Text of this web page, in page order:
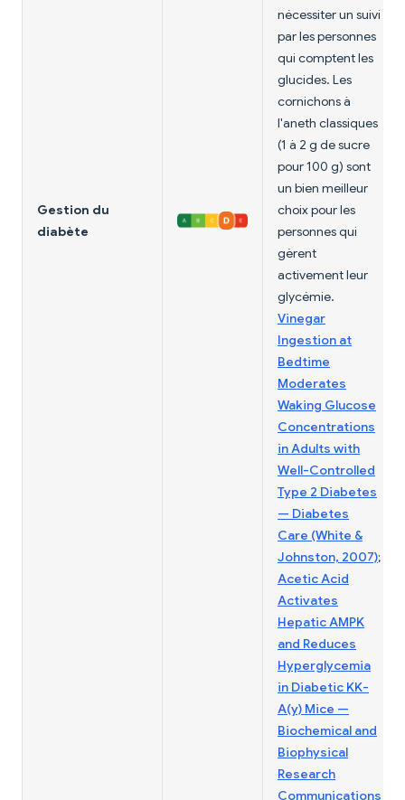
Gestion du
diabète
nécessiter un suivi
par les personnes
qui comptent les
glucides. Les
cornichons à
l'aneth classiques
(1 à 2 g de sucre
pour 100 g) sont
un bien meilleur
choix pour les
personnes qui
gèrent
activement leur
glycémie.
Vinegar
Ingestion at
Bedtime
Moderates
Waking Glucose
Concentrations
in Adults with
Well-Controlled
Type 2 Diabetes
— Diabetes
Care (White &
Johnston, 2007);
Acetic Acid
Activates
Hepatic AMPK
and Reduces
Hyperglycemia
in Diabetic KK-
A(y) Mice —
Biochemical and
Biophysical
Research
Communications